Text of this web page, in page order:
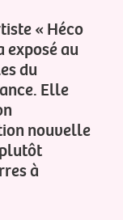
« Héco
exposé au
du
Elle
nouvelle
à